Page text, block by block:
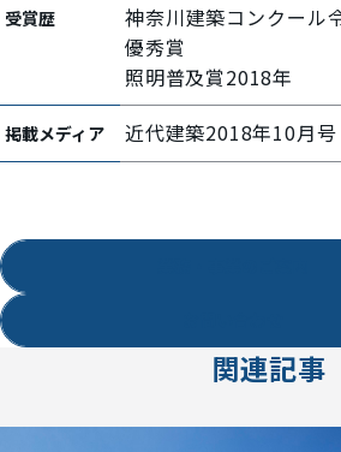
受賞歴
神奈川建築コンクール
優秀賞
照明普及賞2018年
掲載メディア 近代建築2018年10月号
関連記事